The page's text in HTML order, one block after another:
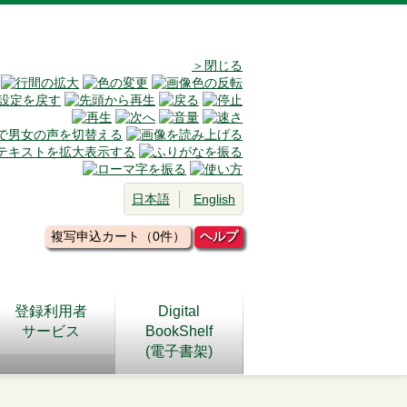
＞閉じる
日本語 English
複写申込カート（0件） ヘルプ
登録利用者
サービス
Digital
BookShelf
(電子書架)